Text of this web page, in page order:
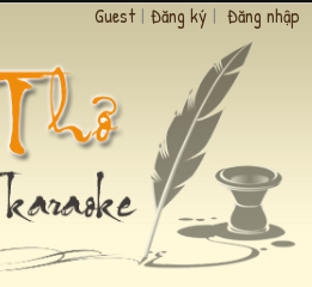
Guest | Đăng ký | Đăng nhập